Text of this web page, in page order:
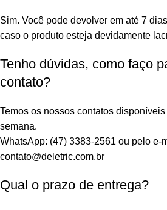
Sim. Você pode devolver em até 7
caso o produto esteja devidamente
Tenho dúvidas, como faço
contato?
Temos os nossos contatos
semana.
WhatsApp: (47) 3383-2561 ou pelo e-
contato@deletric.com.br
Qual o prazo de entrega?